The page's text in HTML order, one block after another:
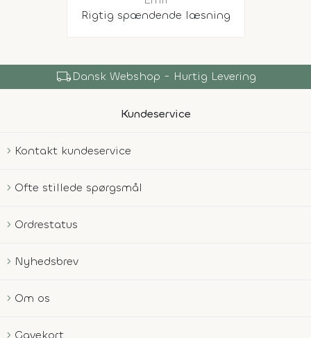
Rigtig spændende læsning
local_shippingDansk Webshop - Hurtig Levering
Kundeservice
Kontakt kundeservice
Ofte stillede spørgsmål
Ordrestatus
Nyhedsbrev
Om os
Gavekort